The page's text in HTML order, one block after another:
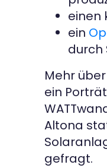
einen
ein
durch
Mehr
ein
Altona
gefragt.